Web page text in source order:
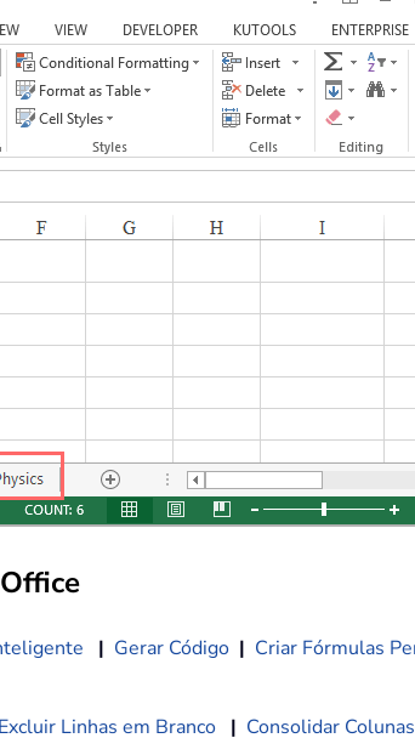
| Gerar Código | Criar Fórmulas
Excluir Linhas em Branco | Consolidar